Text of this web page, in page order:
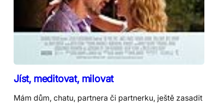
Jíst, meditovat, milovat
Mám dům, chatu, partnera či partnerku, ještě zasadit